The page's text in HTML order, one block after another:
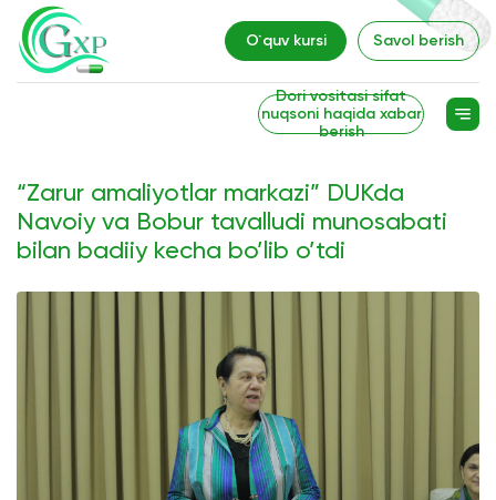
O`quv kursi Savol berish
Dori vositasi sifat
nuqsoni haqida xabar
berish
“Zarur amaliyotlar markazi” DUKda
Navoiy va Bobur tavalludi munosabati
bilan badiiy kecha bo’lib o’tdi